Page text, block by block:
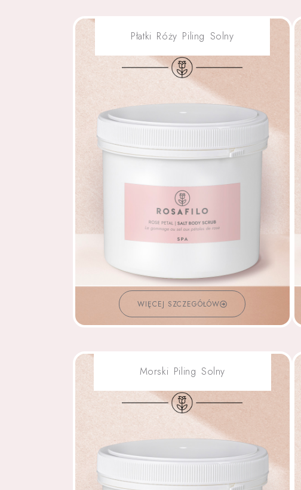
Płatki Róży Piling Solny
WIĘCEJ SZCZEGÓŁÓW
Morski Piling Solny